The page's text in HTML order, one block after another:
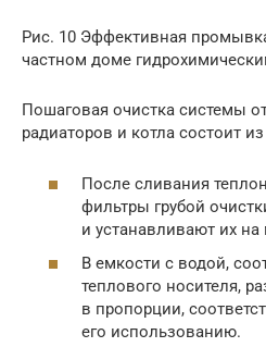
Рис. 10 Эффективная
частном доме
Пошаговая очистка системы
радиаторов и котла состоит
После сливания
фильтры грубой
и устанавливают их на
В емкости с водой,
теплового носителя,
в пропорции,
его использованию.